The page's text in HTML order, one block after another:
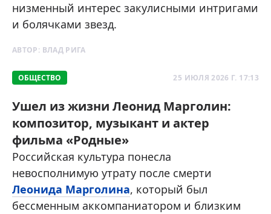
низменный интерес закулисными интригами
и болячками звезд.
АВТОР: ВЛАД РИГА
ОБЩЕСТВО 25 ИЮЛЯ 2026 Г. 17:13
Ушел из жизни Леонид Марголин:
композитор, музыкант и актер
фильма «Родные»
Российская культура понесла
невосполнимую утрату после смерти
Леонида Марголина, который был
бессменным аккомпаниатором и близким